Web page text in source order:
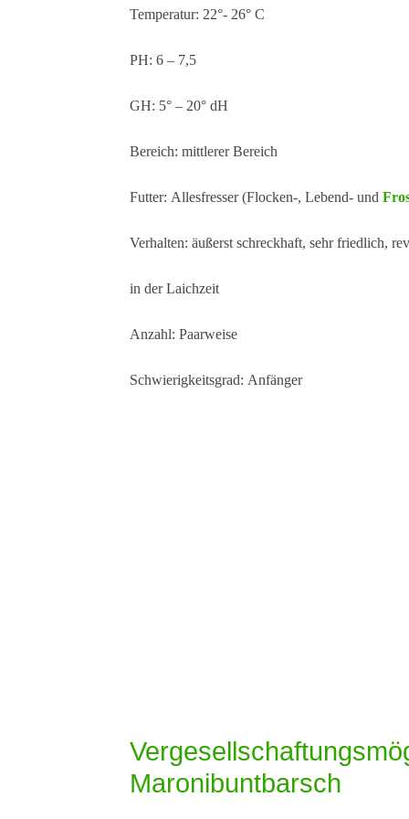
Temperatur: 22°- 26° C
PH: 6 – 7,5
GH: 5° – 20° dH
Bereich: mittlerer Bereich
Futter: Allesfresser (Flocken-, Lebend- und
Verhalten: äußerst schreckhaft, sehr friedlich,
in der Laichzeit
Anzahl: Paarweise
Schwierigkeitsgrad: Anfänger
Maronibuntbarsch